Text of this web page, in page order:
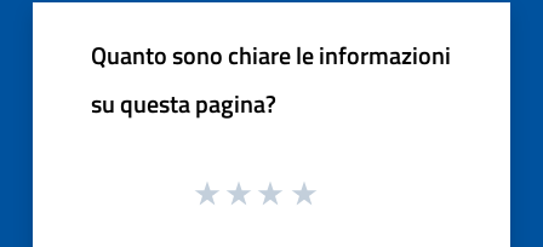
Quanto sono chiare le informazioni
su questa pagina?